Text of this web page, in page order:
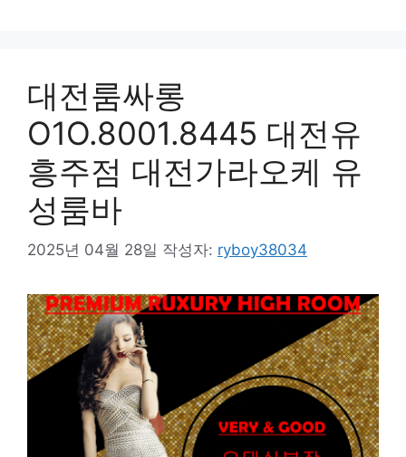
대전룸싸롱
O1O.8001.8445 대전유
흥주점 대전가라오케 유
성룸바
2025년 04월 28일 작성자: ryboy38034